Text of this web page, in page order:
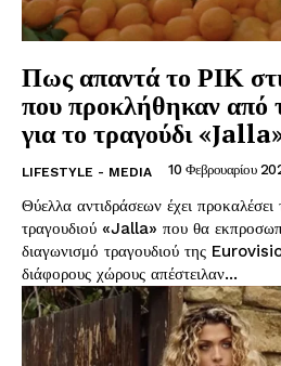
Πως απαντά το ΡΙΚ
που προκλήθηκαν από
για το τραγούδι
LIFESTYLE - MEDIA 10 Φεβρουαρίου
Θύελλα αντιδράσεων έχει προκαλέσει
τραγουδιού «Jalla» που θα
διαγωνισμό τραγουδιού της Eurovision. Προσωπικότητες
διάφορους χώρους απέστειλαν...